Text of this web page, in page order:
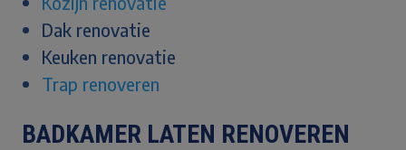
Dak renovatie
Keuken renovatie
Trap renoveren
BADKAMER LATEN RENOVEREN